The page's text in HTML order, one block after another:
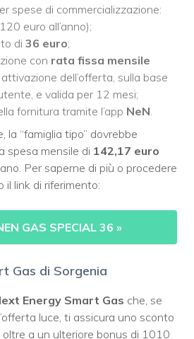
spese di commercializzazione:
euro all’anno);
di 36 euro;
con rata fissa mensile
dell’offerta, sulla base
e valida per 12 mesi;
fornitura tramite l’app NeN
la “famiglia tipo” dovrebbe
spesa mensile di 142,17 euro
Per saperne di più o procedere
il link di riferimento:
GAS SPECIAL 36 »
Gas di Sorgenia
Energy Smart Gas che, se
luce, ti assicura uno sconto
a un ulteriore bonus di 1010